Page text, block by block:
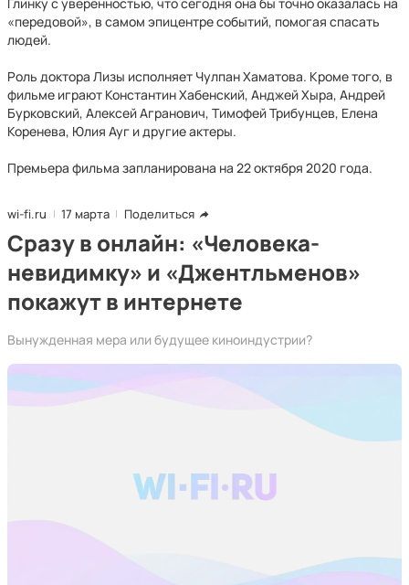
«передовой», в самом эпицентре событий, помогая спасать
людей.
Роль доктора Лизы исполняет Чулпан Хаматова. Кроме того, в
фильме играют Константин Хабенский, Анджей Хыра, Андрей
Бурковский, Алексей Агранович, Тимофей Трибунцев, Елена
Коренева, Юлия Ауг и другие актеры.
Премьера фильма запланирована на 22 октября 2020 года.
wi-fi.ru 17 марта Поделиться
Сразу в онлайн: «Человека-
невидимку» и «Джентльменов»
покажут в интернете
Вынужденная мера или будущее киноиндустрии?